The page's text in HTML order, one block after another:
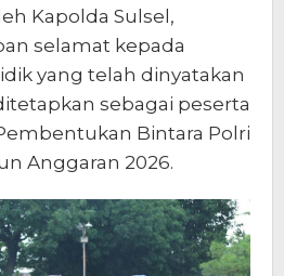
Kapolda Sulsel,
selamat kepada
yang telah dinyatakan
sebagai peserta
Bintara Polri
Anggaran 2026.